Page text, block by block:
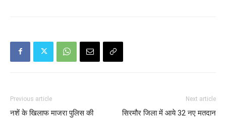
Previous article
नशें के खिलाफ माजरा पुलिस की
Next article
सिरमौर जिला में आये 32 नए मतदान